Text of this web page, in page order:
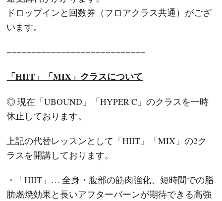
ドロップインと回数券（フロアクラス共通）がござ
います。
−−−−−−−−−−−−−−−−−−−−−−−−−−−−
「HIIT」「MIX」クラスについて
◎ 現在「UBOUND」「HYPER C」のクラスを一時
休止しております。
上記の代替レッスンとして「HIIT」「MIX」の2ク
ラスを開講しております。
・「HIIT」… 全身・腹部の筋肉強化、短時間での脂
肪燃焼効果と長いアフターバーンが期待できる高強